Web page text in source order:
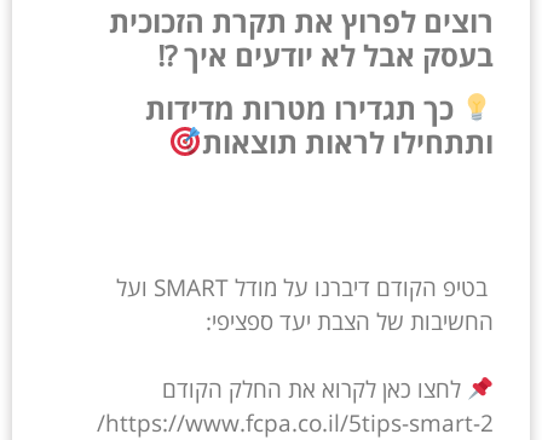
רוצים לפרוץ את תקרת הזכוכית
בעסק אבל לא יודעים איך ⁉
כך תגדירו מטרות מדידות
ותתחילו לראות תוצאות
בטיפ הקודם דיברנו על מודל SMART ועל
החשיבות של הצבת יעד ספציפי:
לחצו כאן לקרוא את החלק הקודם
https://www.fcpa.co.il/5tips-smart-2/